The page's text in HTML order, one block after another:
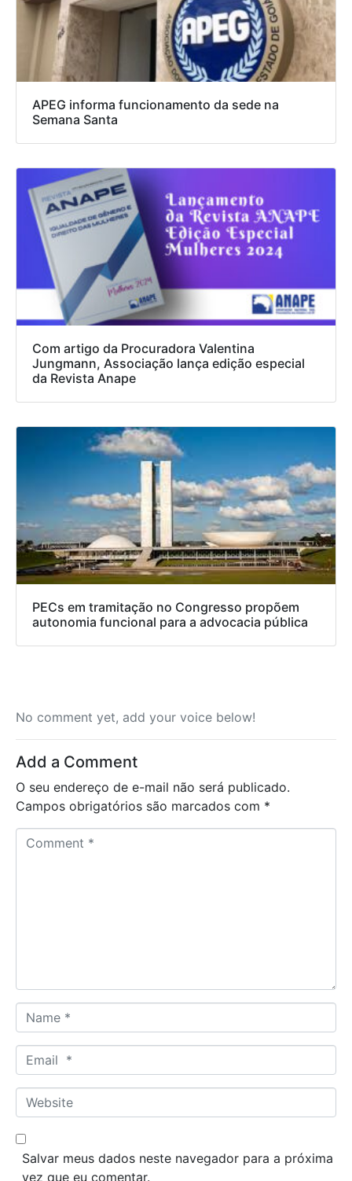
APEG informa funcionamento da sede na
Semana Santa
Com artigo da Procuradora Valentina
Jungmann, Associação lança edição especial
da Revista Anape
PECs em tramitação no Congresso propõem
autonomia funcional para a advocacia pública
No comment yet, add your voice below!
Add a Comment
O seu endereço de e-mail não será publicado.
Campos obrigatórios são marcados com *
a
m
*
m
a
*
W
e
b
Salvar meus dados neste navegador para a próxima
vez que eu comentar.